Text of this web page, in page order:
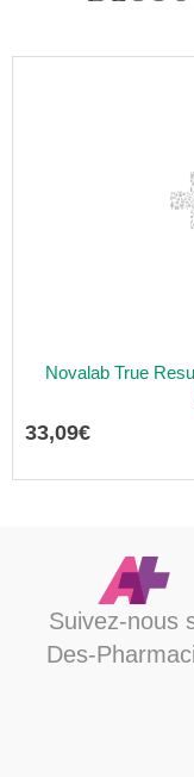
Novalab True
33,09€
Suivez-nous
Des-